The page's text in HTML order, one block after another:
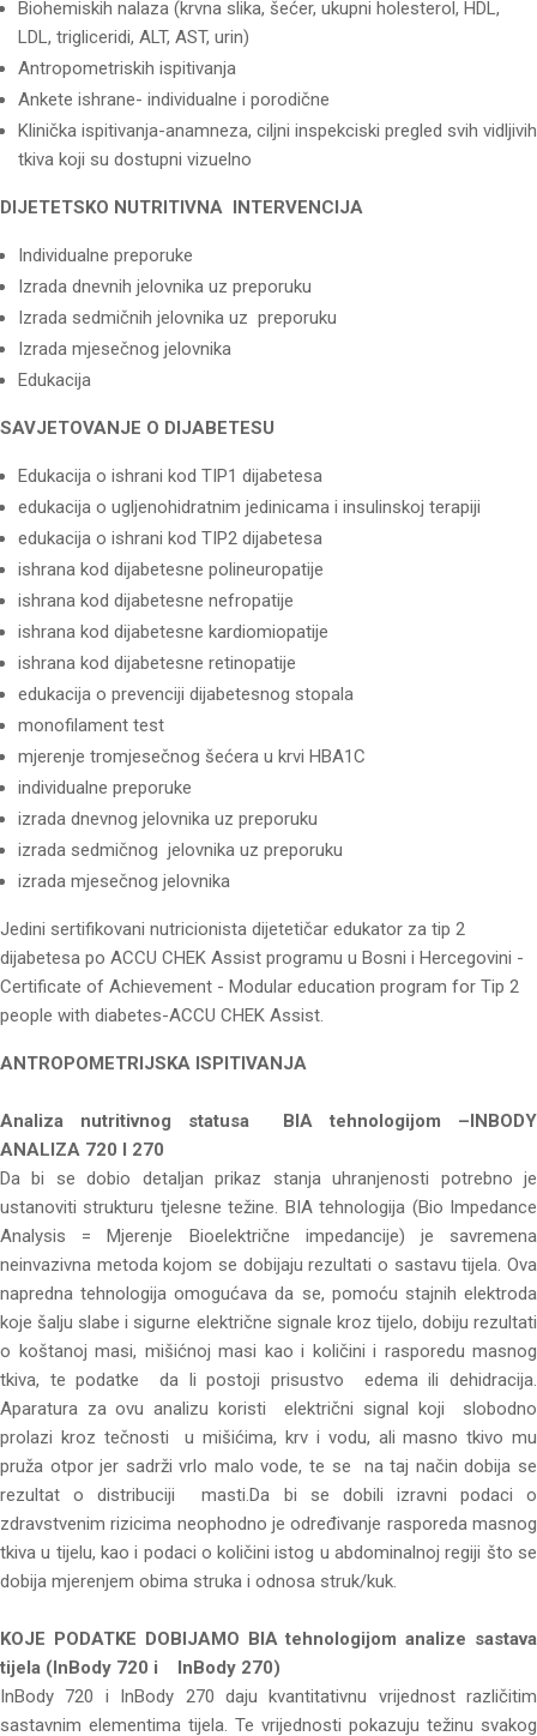
Biohemiskih nalaza (krvna slika, šećer, ukupni holesterol, HDL,
LDL, trigliceridi, ALT, AST, urin)
Antropometriskih ispitivanja
Ankete ishrane- individualne i porodične
Klinička ispitivanja-anamneza, ciljni inspekciski pregled svih vidljivih
tkiva koji su dostupni vizuelno
DIJETETSKO NUTRITIVNA INTERVENCIJA
Individualne preporuke
Izrada dnevnih jelovnika uz preporuku
Izrada sedmičnih jelovnika uz preporuku
Izrada mjesečnog jelovnika
Edukacija
SAVJETOVANJE O DIJABETESU
Edukacija o ishrani kod TIP1 dijabetesa
edukacija o ugljenohidratnim jedinicama i insulinskoj terapiji
edukacija o ishrani kod TIP2 dijabetesa
ishrana kod dijabetesne polineuropatije
ishrana kod dijabetesne nefropatije
ishrana kod dijabetesne kardiomiopatije
ishrana kod dijabetesne retinopatije
edukacija o prevenciji dijabetesnog stopala
monofilament test
mjerenje tromjesečnog šećera u krvi HBA1C
individualne preporuke
izrada dnevnog jelovnika uz preporuku
izrada sedmičnog jelovnika uz preporuku
izrada mjesečnog jelovnika
Jedini sertifikovani nutricionista dijetetičar edukator za tip 2
dijabetesa po ACCU CHEK Assist programu u Bosni i Hercegovini -
Certificate of Achievement - Modular education program for Tip 2
people with diabetes-ACCU CHEK Assist.
ANTROPOMETRIJSKA ISPITIVANJA
Analiza nutritivnog statusa BIA tehnologijom –INBODY
ANALIZA 720 I 270
Da bi se dobio detaljan prikaz stanja uhranjenosti potrebno je
ustanoviti strukturu tjelesne težine. BIA tehnologija (Bio Impedance
Analysis = Mjerenje Bioelektrične impedancije) je savremena
neinvazivna metoda kojom se dobijaju rezultati o sastavu tijela. Ova
napredna tehnologija omogućava da se, pomoću stajnih elektroda
koje šalju slabe i sigurne električne signale kroz tijelo, dobiju rezultati
o koštanoj masi, mišićnoj masi kao i količini i rasporedu masnog
tkiva, te podatke da li postoji prisustvo edema ili dehidracija.
Aparatura za ovu analizu koristi električni signal koji slobodno
prolazi kroz tečnosti u mišićima, krv i vodu, ali masno tkivo mu
pruža otpor jer sadrži vrlo malo vode, te se na taj način dobija se
rezultat o distribuciji masti.Da bi se dobili izravni podaci o
zdravstvenim rizicima neophodno je određivanje rasporeda masnog
tkiva u tijelu, kao i podaci o količini istog u abdominalnoj regiji što se
dobija mjerenjem obima struka i odnosa struk/kuk.
KOJE PODATKE DOBIJAMO BIA tehnologijom analize sastava
tijela (InBody 720 i InBody 270)
InBody 720 i InBody 270 daju kvantitativnu vrijednost različitim
sastavnim elementima tijela. Te vrijednosti pokazuju težinu svakog